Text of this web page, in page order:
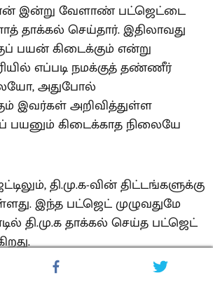
இன்று வேளாண் பட்ஜெட்டை
தாக்கல் செய்தார். இதிலாவது
பயன் கிடைக்கும் என்று
எப்படி நமக்குத் தண்ணீர்
அதுபோல்
இவர்கள் அறிவித்துள்ள
பயனும் கிடைக்காத நிலையே
தி.மு.க-வின் திட்டங்களுக்கு
இந்த பட்ஜெட் முழுவதுமே
தி.மு.க தாக்கல் செய்த பட்ஜெட்